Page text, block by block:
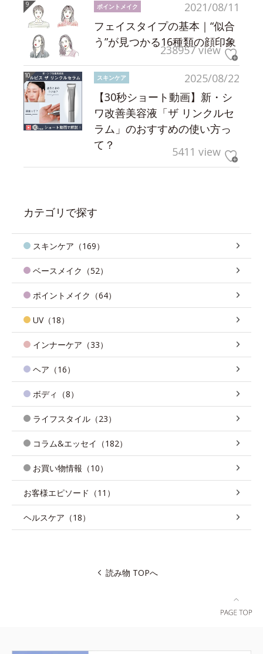
2021/08/11
ポイントメイク
フェイスタイプの基本｜“似合
う”が見つかる16種類の顔印象
238957 view
2025/08/22
スキンケア
【30秒ショート動画】新・シ
ワ改善美容液「ザ リンクルセ
ラム」のおすすめの使い方っ
て？
5411 view
カテゴリで探す
スキンケア（169）
ベースメイク（52）
ポイントメイク（64）
UV（18）
インナーケア（33）
ヘア（16）
ボディ（8）
ライフスタイル（23）
コラム&エッセイ（182）
お買い物情報（10）
お客様エピソード（11）
ヘルスケア（18）
読み物 TOPへ